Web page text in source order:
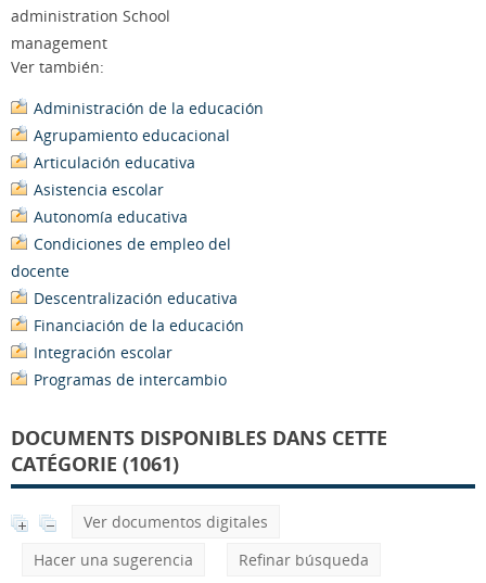
administration School
management
Ver también:
Administración de la educación
Agrupamiento educacional
Articulación educativa
Asistencia escolar
Autonomía educativa
Condiciones de empleo del
docente
Descentralización educativa
Financiación de la educación
Integración escolar
Programas de intercambio
DOCUMENTS DISPONIBLES DANS CETTE
CATÉGORIE (1061)
Ver documentos digitales
Hacer una sugerencia
Refinar búsqueda